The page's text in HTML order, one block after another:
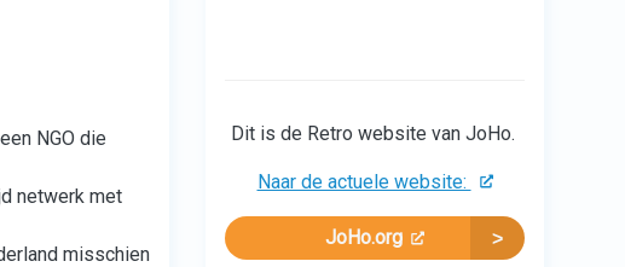
NGO die
netwerk met
misschien
Dit is de Retro website van JoHo.
Naar de actuele website:
JoHo.org